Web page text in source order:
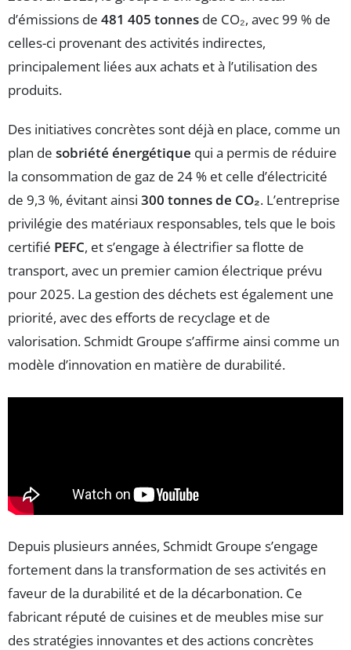
d’émissions de 481 405 tonnes de CO₂, avec 99 % de
celles-ci provenant des activités indirectes,
principalement liées aux achats et à l’utilisation des
produits.
Des initiatives concrètes sont déjà en place, comme un
plan de sobriété énergétique qui a permis de réduire
la consommation de gaz de 24 % et celle d’électricité
de 9,3 %, évitant ainsi 300 tonnes de CO₂. L’entreprise
privilégie des matériaux responsables, tels que le bois
certifié PEFC, et s’engage à électrifier sa flotte de
transport, avec un premier camion électrique prévu
pour 2025. La gestion des déchets est également une
priorité, avec des efforts de recyclage et de
valorisation. Schmidt Groupe s’affirme ainsi comme un
modèle d’innovation en matière de durabilité.
Depuis plusieurs années, Schmidt Groupe s’engage
fortement dans la transformation de ses activités en
faveur de la durabilité et de la décarbonation. Ce
fabricant réputé de cuisines et de meubles mise sur
des stratégies innovantes et des actions concrètes